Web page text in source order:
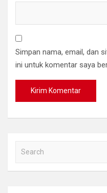
Simpan nama, email, dan
ini untuk komentar saya
a